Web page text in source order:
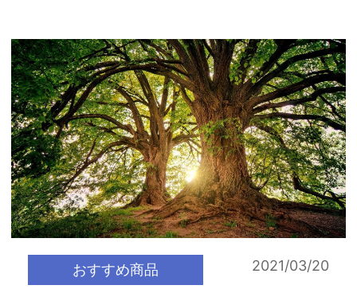
おすすめ商品 2021/03/20